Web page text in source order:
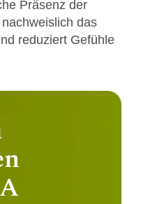
Präsenz der
das
reduziert Gefühle